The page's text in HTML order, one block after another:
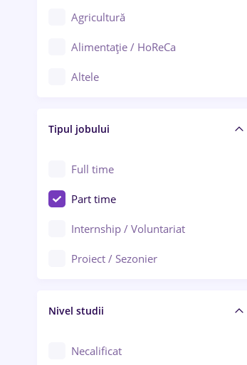
Ploiești
Arad
Baia Mare
Bârlad
Bistrița (Bistrița-Năsăud)
Agricultură
Alimentație / HoReCa
Altele
Asigurări
Au pair / Babysitter / Curățenie
Audit / Consultanță
Auto / Echipamente
Automatizări
Cercetare - dezvoltare
Chimie / Biochimie
Tipul jobului
Full time
Part time
Internship / Voluntariat
Proiect / Sezonier
Nivel studii
Necalificat